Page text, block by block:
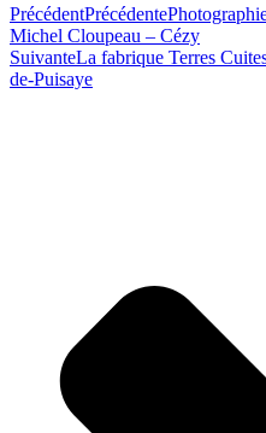
PrécédentPrécédente
Michel Cloupeau – Cézy
SuivanteLa fabrique Terres
de-Puisaye